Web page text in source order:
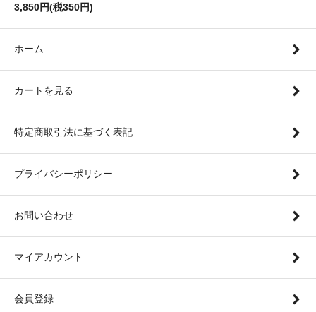
3,850円(税350円)
ホーム
カートを見る
特定商取引法に基づく表記
プライバシーポリシー
お問い合わせ
マイアカウント
会員登録